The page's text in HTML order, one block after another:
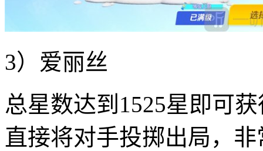
3）爱丽丝
总星数达到1525星即可
直接将对手投掷出局，